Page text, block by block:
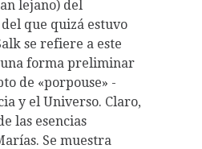
lejano) del
que quizá estuvo
se refiere a este
una forma preliminar
de «porpouse» -
y el Universo. Claro,
las esencias
Se muestra